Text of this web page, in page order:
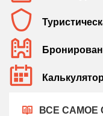
ВСЕ САМОЕ